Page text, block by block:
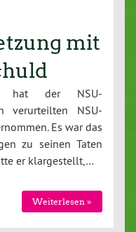
mit
hat der NSU-
verurteilten NSU-
Es war das
zu seinen Taten
er klargestellt,…
Weiterlesen »